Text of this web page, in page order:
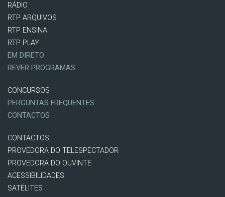
RÁDIO
RTP ARQUIVOS
RTP ENSINA
RTP PLAY
EM DIRETO
REVER PROGRAMAS
CONCURSOS
PERGUNTAS FREQUENTES
CONTACTOS
CONTACTOS
PROVEDORA DO TELESPECTADOR
PROVEDORA DO OUVINTE
ACESSIBILIDADES
SATÉLITES